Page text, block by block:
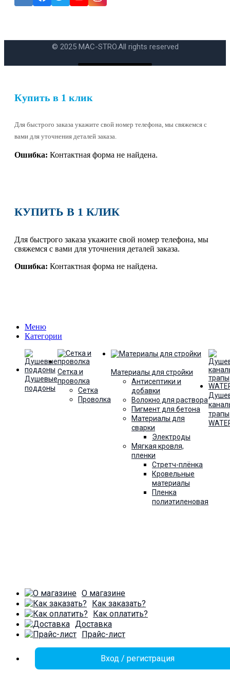
© 2025 MAC-STRO.All rights reserved
Купить в 1 клик
Для быстрого заказа укажите свой номер телефона, мы свяжемся с
вами для уточнения деталей заказа.
Ошибка: Контактная форма не найдена.
КУПИТЬ В 1 КЛИК
Для быстрого заказа укажите свой номер телефона, мы
свяжемся с вами для уточнения деталей заказа.
Ошибка: Контактная форма не найдена.
Меню
Категории
Душевые
поддоны
Сетка и
проволка
Сетка
Проволка
Материалы для стройки
Антисептики и
добавки
Волокно для раствора
Пигмент для бетона
Материалы для
сварки
Электроды
Мягкая кровля,
пленки
Стретч-плёнка
Кровельные
материалы
Пленка
полиэтиленовая
трапы
О магазине
Как заказать?
Как оплатить?
Доставка
Прайс-лист
Вход / регистрация